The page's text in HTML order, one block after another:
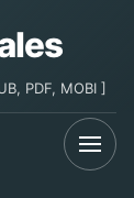
PDF, MOBI ]